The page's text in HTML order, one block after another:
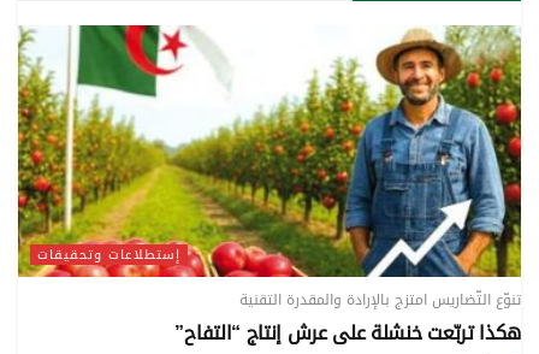
إستطلاعات وتحقيقات
تنوّع التّضاريس امتزج بالإرادة والمقدرة التقنية
هكذا تربّعت خنشلة على عرش إنتاج “التفاح”